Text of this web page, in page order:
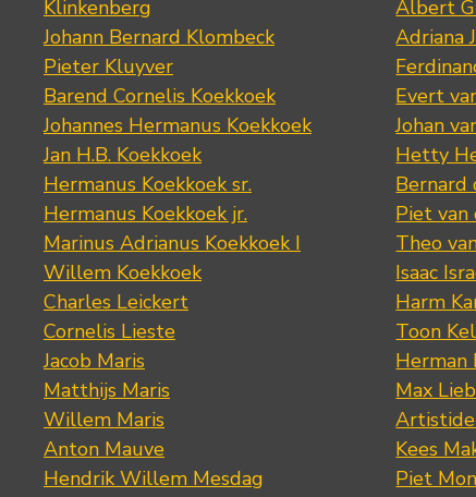
Klinkenberg
Johann Bernard Klombeck
Pieter Kluyver
Barend Cornelis Koekkoek
Johannes Hermanus Koekkoek
Jan H.B. Koekkoek
Hermanus Koekkoek sr.
Hermanus Koekkoek jr.
Marinus Adrianus Koekkoek I
Willem Koekkoek
Charles Leickert
Cornelis Lieste
Jacob Maris
Matthijs Maris
Willem Maris
Anton Mauve
Hendrik Willem Mesdag
Albert
Adriana
Evert
Johan
Hetty
Bernard
Piet van
Theo
Isaac
Harm
Toon
Herman
Max
Kees
Piet